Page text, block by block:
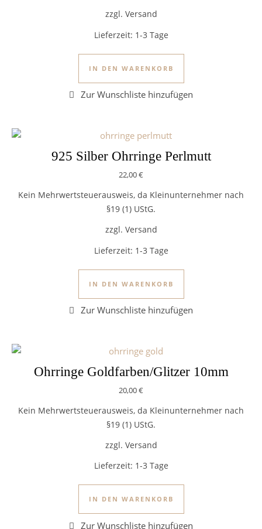
zzgl. Versand
Lieferzeit: 1-3 Tage
IN DEN WARENKORB
925 Silber Ohrringe Perlmutt
22,00€
Kein Mehrwertsteuerausweis, da Kleinunternehmer nach
§19 (1) UStG.
zzgl. Versand
Lieferzeit: 1-3 Tage
IN DEN WARENKORB
Ohrringe Goldfarben/Glitzer 10mm
20,00€
Kein Mehrwertsteuerausweis, da Kleinunternehmer nach
§19 (1) UStG.
zzgl. Versand
Lieferzeit: 1-3 Tage
IN DEN WARENKORB